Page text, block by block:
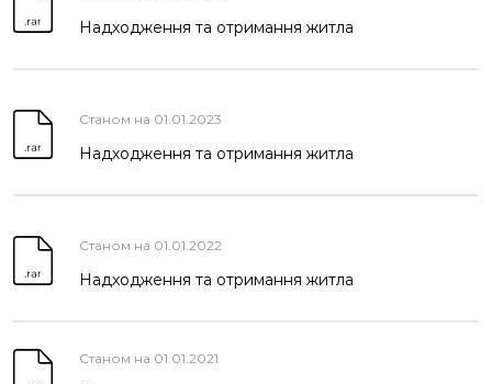
Надходження та отримання житла
Станом на 01.01.2023
Надходження та отримання житла
Станом на 01.01.2022
Надходження та отримання житла
Станом на 01.01.2021